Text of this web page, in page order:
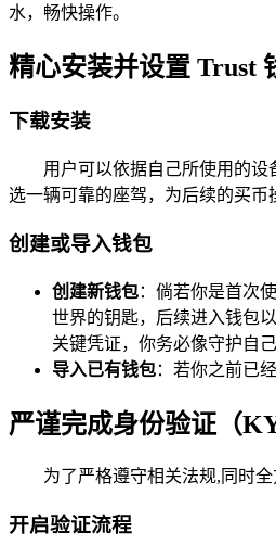
水，畅快操作。
精心安装并设置 Trust
下载安装
用户可以依据自己所使用的设
选一辆可靠的座驾，为后续的买币
创建或导入钱包
创建新钱包：倘若你是首次
世界的钥匙，后续进入钱包
关键凭证，你务必像守护自
导入已有钱包：若你之前已
严谨完成身份验证（
为了严格遵守相关法规,同时
开启验证流程